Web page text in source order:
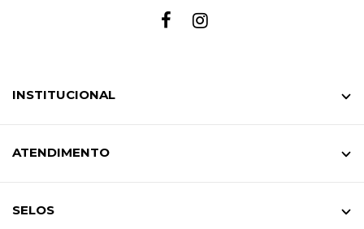
INSTITUCIONAL
ATENDIMENTO
SELOS